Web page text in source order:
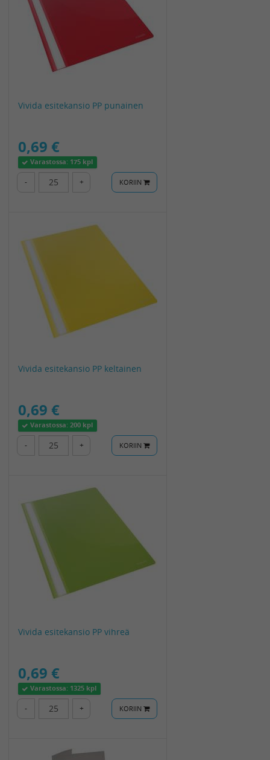
Vivida esitekansio PP punainen
0,69 €
Varastossa: 175 kpl
- + KORIIN
Vivida esitekansio PP keltainen
0,69 €
Varastossa:200 kpl
- + KORIIN
Vivida esitekansio PP vihreä
0,69 €
Varastossa: 1325 kpl
- + KORIIN